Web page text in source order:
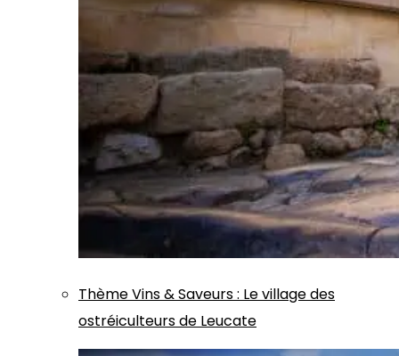
ThèmeVins & Saveurs: Le village des
ostréiculteurs de Leucate